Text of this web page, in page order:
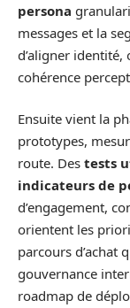
persona
messages et la
d’aligner
cohérence
Ensuite vient la
prototypes,
route. Des tests
indicateurs de
d’engagement,
orientent les
parcours d’achat
gouvernance
roadmap de